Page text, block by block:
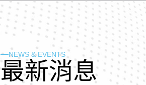
NEWS & EVENTS
最新消息